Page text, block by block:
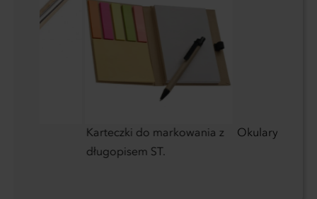
Karteczki do markowania z
długopisem ST.
Okulary